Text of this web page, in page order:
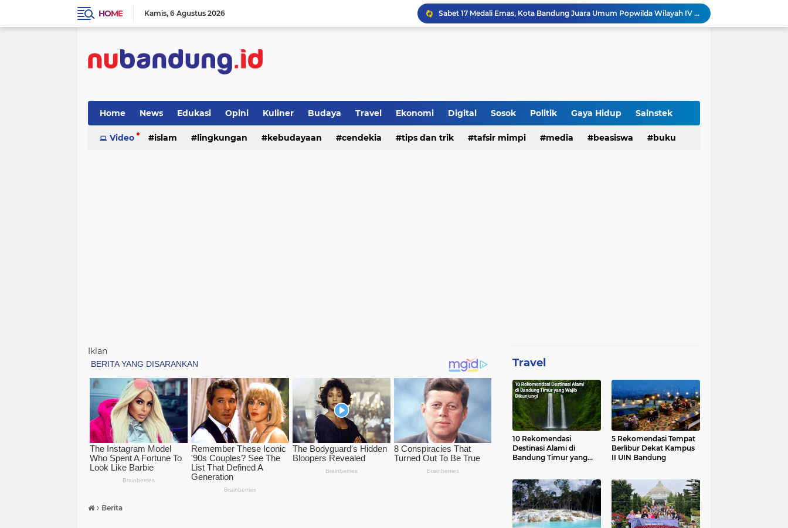
HOME Kamis 6 Agustus 2026
Sabet 17 Medali Emas, Kota Bandung Juara Umum Popwilda Wilayah IV Jabar 2026
Jalan Redup Agama: Catatan untuk Munas-Kobes NU
Opini dan Hukum
Sinergi Kemenag RI–UIN Bandung Perkuat Moderasi Beragama di Kalangan Mahasiswa
Islam dan Barat
Home News Edukasi Opini Kuliner Budaya Travel Ekonomi Digital Sosok Politik Gaya Hidup Sainstek
Video islam lingkungan kebudayaan cendekia tips dan trik tafsir mimpi media beasiswa buku
Iklan
› Berita
Travel
10 Rekomendasi
Destinasi Alami di
Bandung Timur yang
5 Rekomendasi Tempat
Berlibur Dekat Kampus
II UIN Bandung